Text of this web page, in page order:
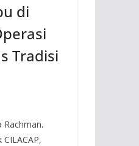
di
Tradisi
Rachman.